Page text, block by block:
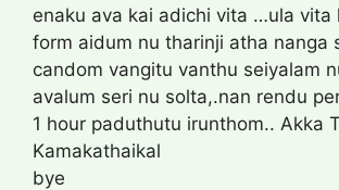
enaku ava kai adichi vita …ula vita
form aidum nu tharinji atha nanga
candom vangitu vanthu seiyalam
avalum seri nu solta,.nan rendu
1 hour paduthutu irunthom.. Akka
Kamakathaikal
bye